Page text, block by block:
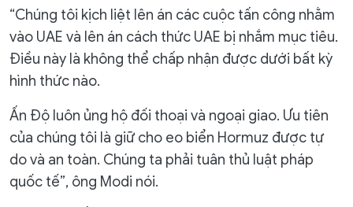
“Chúng tôi kịch liệt lên án các cuộc tấn công nhằm
vào UAE và lên án cách thức UAE bị nhắm mục tiêu.
Điều này là không thể chấp nhận được dưới bất kỳ
hình thức nào.
Ấn Độ luôn ủng hộ đối thoại và ngoại giao. Ưu tiên
của chúng tôi là giữ cho eo biển Hormuz được tự
do và an toàn. Chúng ta phải tuân thủ luật pháp
quốc tế”, ông Modi nói.